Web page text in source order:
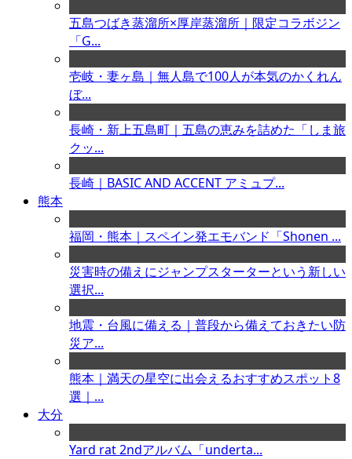
五島つばき蒸溜所×厚岸蒸溜所｜限定コラボジン
「G...
壱岐・妻ヶ島｜無人島で100人が本気のかくれん
ぼ...
長崎・新上五島町｜五島の恵みを詰めた「しま旅
クッ...
長崎｜BASIC AND ACCENT アミュプ...
熊本
福岡・熊本｜スペイン発エモバンド「Shonen ...
災害時の備えにジャンプスターターという新しい
選択...
地震・台風に備える｜普段から備えておきたい防
災ア...
熊本｜満天の星空に出会えるおすすめスポット8
選｜...
大分
Yard rat 2ndアルバム「underta...